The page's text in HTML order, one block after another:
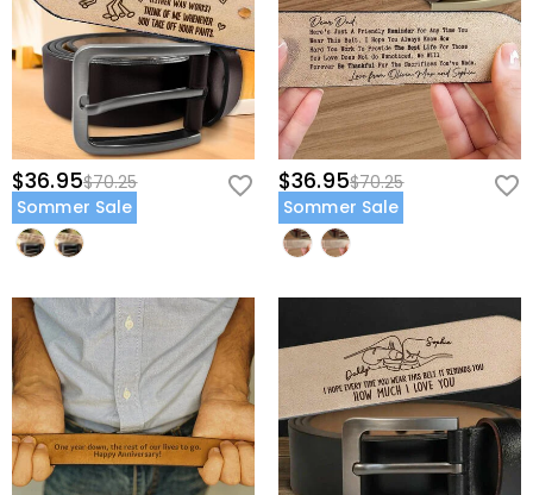
$36.95$70.25
Sommer Sale
$36.95$70.25
Sommer Sale